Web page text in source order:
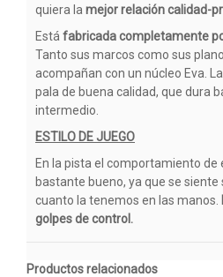
quiera la mejor relación calidad-
Está fabricada completamente
Tanto sus marcos como sus
acompañan con un núcleo Eva. La
pala de buena calidad, que dura
intermedio.
ESTILO DE JUEGO
En la pista el comportamiento de
bastante bueno, ya que se siente
cuanto la tenemos en las manos.
golpes de control.
Productos relacionados